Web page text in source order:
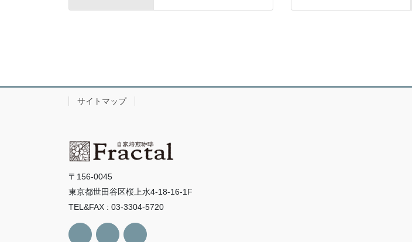
サイトマップ
〒156-0045
東京都世田谷区桜上水4-18-16-1F
TEL&FAX : 03-3304-5720